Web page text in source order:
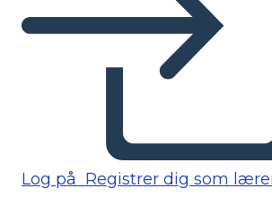
Log på Registrer dig som